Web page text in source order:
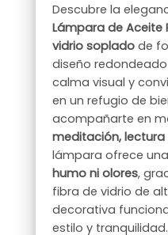
Descubre la
Lámpara de Aceite
vidrio soplado de
diseño
calma visual y
en un refugio de
acompañarte en
meditación,
lámpara ofrece
humo ni olores,
fibra de vidrio de
decorativa
estilo y tranquilidad.